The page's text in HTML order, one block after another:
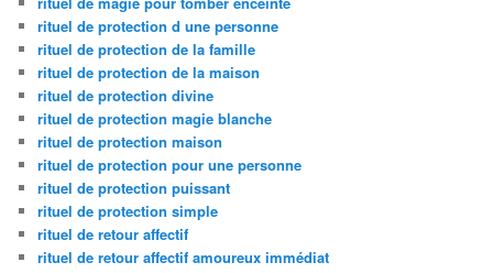
rituel de protection d une personne
rituel de protection de la famille
rituel de protection de la maison
rituel de protection divine
rituel de protection magie blanche
rituel de protection maison
rituel de protection pour une personne
rituel de protection puissant
rituel de protection simple
rituel de retour affectif
rituel de retour affectif amoureux immédiat